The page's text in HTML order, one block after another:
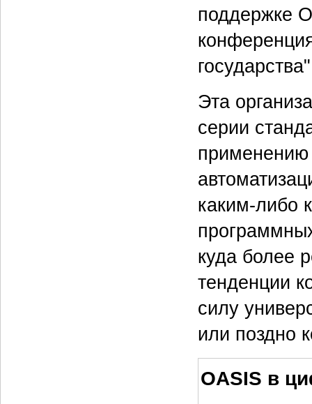
поддержке
Эта
серии
применению
каким-либо
куда более
тенденции
силу
или поздно
OASIS в